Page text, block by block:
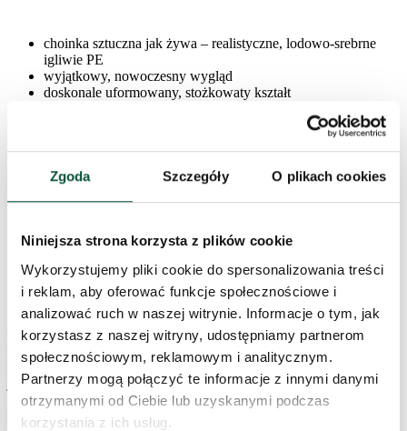
Zgoda Szczegóły O plikach cookies
Niniejsza strona korzysta z plików cookie
Wykorzystujemy pliki cookie do spersonalizowania treści
i reklam, aby oferować funkcje społecznościowe i
analizować ruch w naszej witrynie. Informacje o tym, jak
korzystasz z naszej witryny, udostępniamy partnerom
społecznościowym, reklamowym i analitycznym.
Partnerzy mogą połączyć te informacje z innymi danymi
otrzymanymi od Ciebie lub uzyskanymi podczas
korzystania z ich usług.
choinka sztuczna jak żywa – realistyczne, lodowo-srebrne
igliwie PE
wyjątkowy, nowoczesny wygląd
doskonale uformowany, stożkowaty kształt
środek choinki wypełniony zielonymi gałązkami PVC – dla
ułożenie gałązek
łatwa do rozłożenia i przechowywania
stabilny, metalowy stojak w zestawie
świątecznych
To jeszcze nie wszystko! Jeśli szukasz idealnej choinki PE,
koniecznie odwiedź naszą kategorię
Choinki jak żywe PE
znajdziesz pełną ofertę modeli – każda z nich to choinka sztuczna
jak żywa!
Parametry produktu